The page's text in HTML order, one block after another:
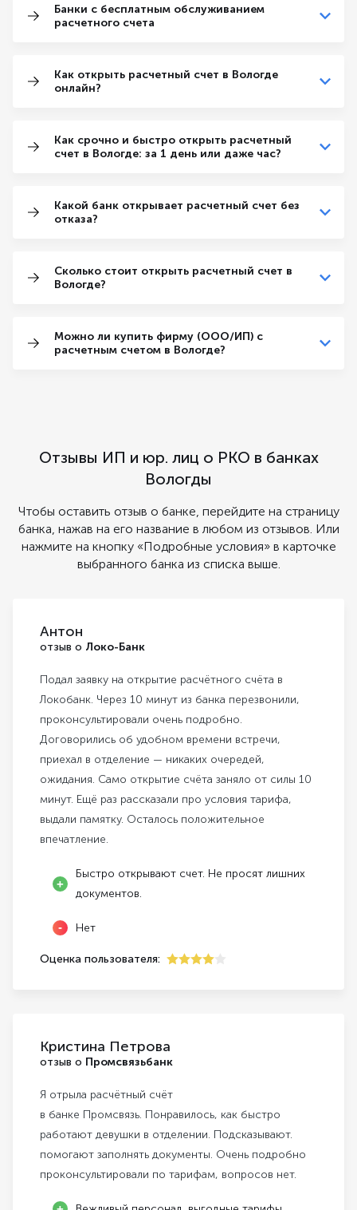
Банки с бесплатным обслуживанием
расчетного счета
Как открыть расчетный счет в Вологде
онлайн?
Как срочно и быстро открыть расчетный
счет в Вологде: за 1 день или даже час?
Какой банк открывает расчетный счет без
отказа?
Сколько стоит открыть расчетный счет в
Вологде?
Можно ли купить фирму (ООО/ИП) с
расчетным счетом в Вологде?
Отзывы ИП и юр. лиц о РКО в банках
Вологды
Чтобы оставить отзыв о банке, перейдите на страницу
банка, нажав на его название в любом из отзывов. Или
нажмите на кнопку «Подробные условия» в карточке
выбранного банка из списка выше.
Антон
отзыв о Локо-Банк
Подал заявку на открытие расчётного счёта в
Локобанк. Через 10 минут из банка перезвонили,
проконсультировали очень подробно.
Договорились об удобном времени встречи,
приехал в отделение — никаких очередей,
ожидания. Само открытие счёта заняло от силы 10
минут. Ещё раз рассказали про условия тарифа,
выдали памятку. Осталось положительное
впечатление.
Быстро открывают счет. Не просят лишних
документов.
Нет
Оценка пользователя:
Кристина Петрова
отзыв о Промсвязьбанк
Я отрыла расчётный счёт
в банке Промсвязь. Понравилось, как быстро
работают девушки в отделении. Подсказывают.
помогают заполнять документы. Очень подробно
проконсультировали по тарифам, вопросов нет.